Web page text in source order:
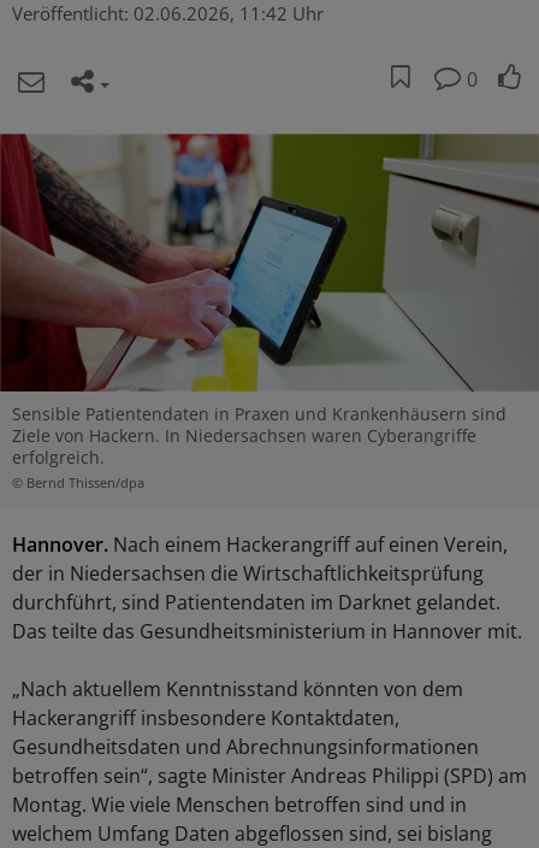
Veröffentlicht: 02.06.2026, 11:42 Uhr
0
Sensible Patientendaten in Praxen und Krankenhäusern sind
Ziele von Hackern. In Niedersachsen waren Cyberangriffe
erfolgreich.
© Bernd Thissen/dpa
Hannover. Nach einem Hackerangriff auf einen Verein,
der in Niedersachsen die Wirtschaftlichkeitsprüfung
durchführt, sind Patientendaten im Darknet gelandet.
Das teilte das Gesundheitsministerium in Hannover mit.
„Nach aktuellem Kenntnisstand könnten von dem
Hackerangriff insbesondere Kontaktdaten,
Gesundheitsdaten und Abrechnungsinformationen
betroffen sein“, sagte Minister Andreas Philippi (SPD) am
Montag. Wie viele Menschen betroffen sind und in
welchem Umfang Daten abgeflossen sind, sei bislang